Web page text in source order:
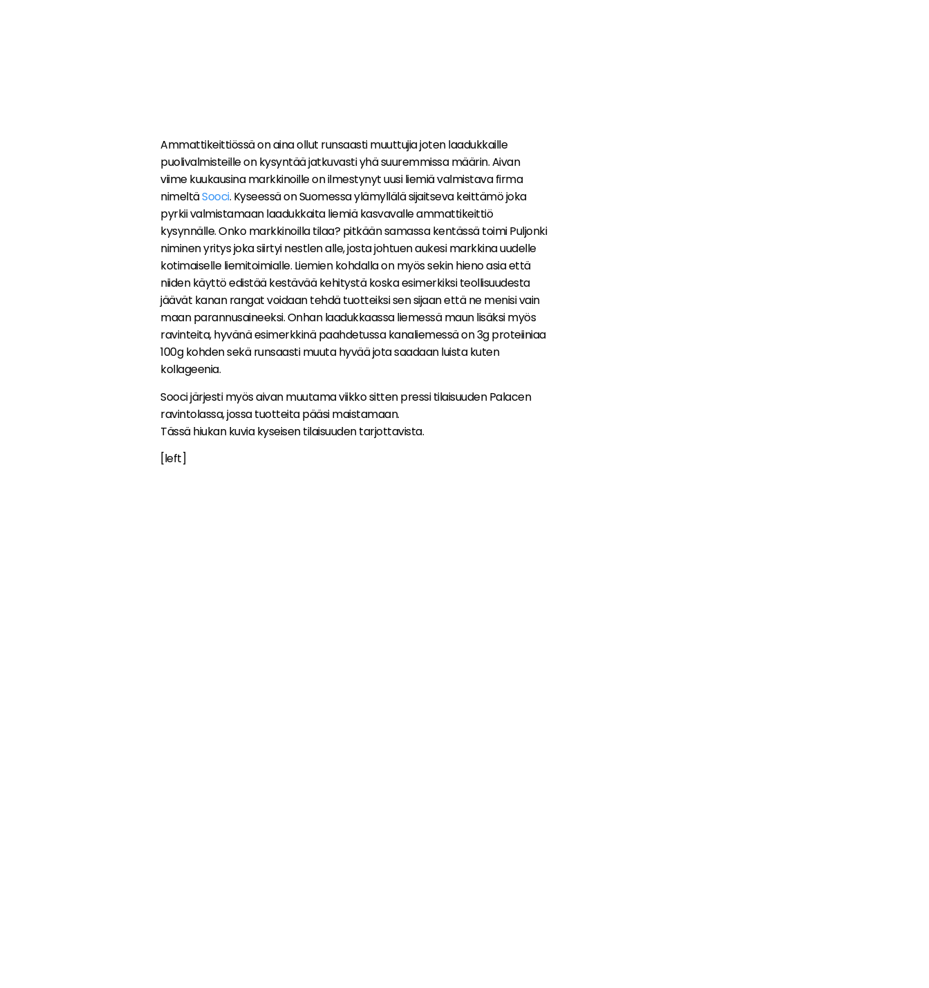
Ammattikeittiössä on aina ollut runsaasti muuttujia joten laadukkaille
puolivalmisteille on kysyntää jatkuvasti yhä suuremmissa määrin. Aivan
viime kuukausina markkinoille on ilmestynyt uusi liemiä valmistava firma
nimeltäSooci. Kyseessä on Suomessa ylämyllälä sijaitseva keittämö joka
pyrkii valmistamaan laadukkaita liemiä kasvavalle ammattikeittiö
kysynnälle. Onko markkinoilla tilaa? pitkään samassa kentässä toimi Puljonki
niminen yritys joka siirtyi nestlen alle, josta johtuen aukesi markkina uudelle
kotimaiselle liemitoimialle. Liemien kohdalla on myös sekin hieno asia että
niiden käyttö edistää kestävää kehitystä koska esimerkiksi teollisuudesta
jäävät kanan rangat voidaan tehdä tuotteiksi sen sijaan että ne menisi vain
maan parannusaineeksi. Onhan laadukkaassa liemessä maun lisäksi myös
ravinteita, hyvänä esimerkkinä paahdetussa kanaliemessä on 3g proteiiniaa
100g kohden sekä runsaasti muuta hyvää jota saadaan luista kuten
kollageenia.
Sooci järjesti myös aivan muutama viikko sitten pressi tilaisuuden Palacen
ravintolassa, jossa tuotteita pääsi maistamaan.
Tässä hiukan kuvia kyseisen tilaisuuden tarjottavista.
[left]